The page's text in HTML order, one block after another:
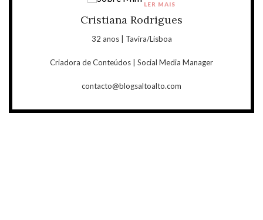
Cristiana Rodrigues
32 anos | Tavira/Lisboa
Criadora de Conteúdos | Social Media Manager
contacto@blogsaltoalto.com
LER MAIS